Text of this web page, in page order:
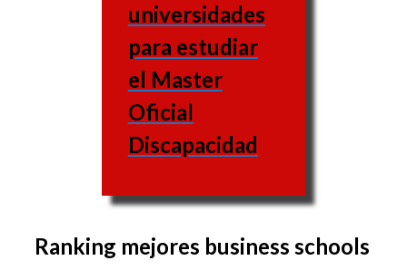
universidades
para estudiar
el Master
Oficial
Discapacidad
El conjunto de
Ranking mejores business schools